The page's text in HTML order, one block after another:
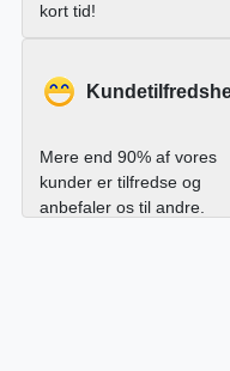
kort tid!
Mere end 90% af vores
kunder er tilfredse og
anbefaler os til andre.